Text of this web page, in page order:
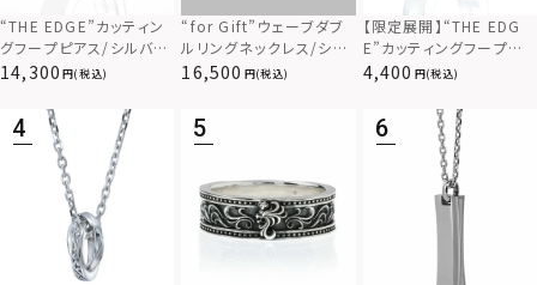
“THE EDGE”カッティン
グフープピアス/シルバー
925
14,300 (税込)
“for Gift”ウェーブダブ
ルリングネックレス/シル
バー×ブラック/シルバー
16,500 (税込)
【限定展開】“THE EDG
E”カッティングフープピ
アス/サージカルステンレ
4,400 (税込)